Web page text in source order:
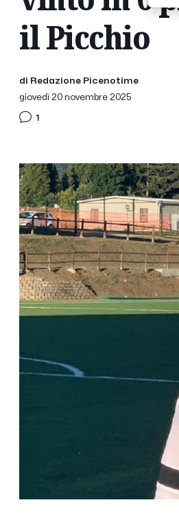
il Picchio
di Redazione Picenotime
giovedì 20 novembre 2025
1